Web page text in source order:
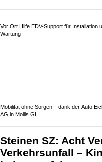
Mobilität ohne Sorgen – dank der Auto